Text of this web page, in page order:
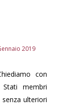
2019
con
membri
senza ulteriori